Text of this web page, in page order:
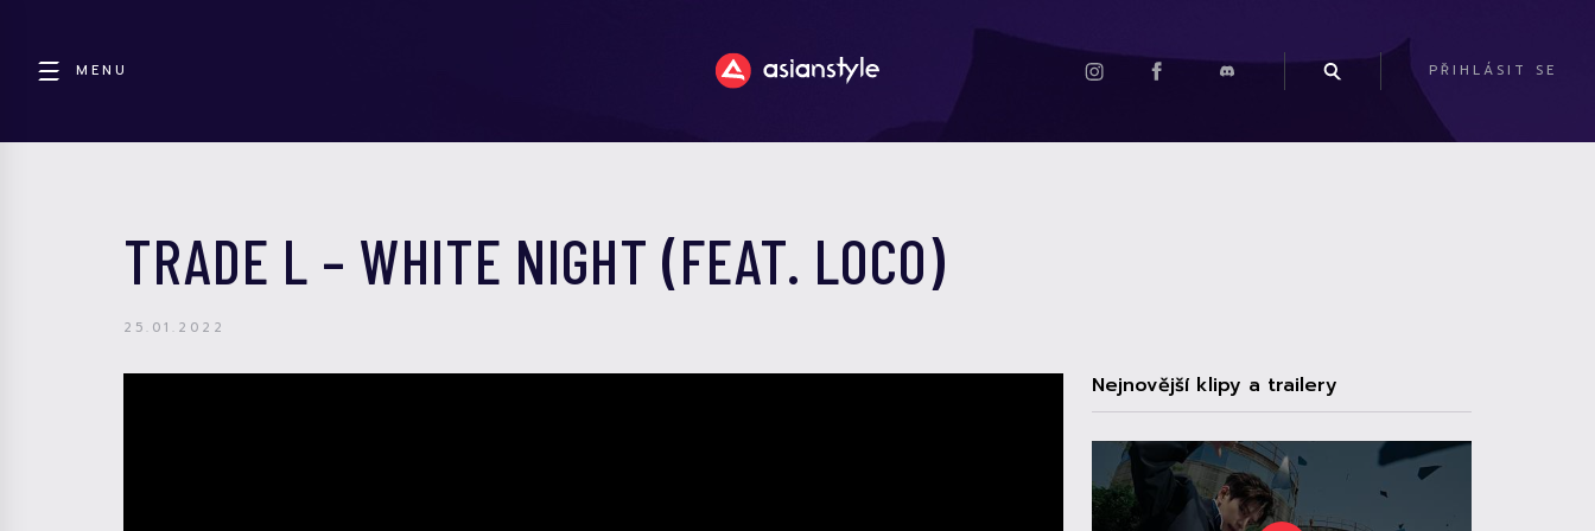
MENU PŘIHLÁSIT SE
TRADE L – WHITE NIGHT (FEAT. LOCO)
25.01.2022
Nejnovější klipy a trailery